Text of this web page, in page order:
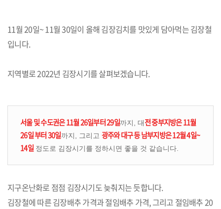
11월 20일~ 11월 30일이 올해 김장김치를 맛있게 담아먹는 김장철
입니다.
지역별로 2022년 김장시기를 살펴보겠습니다.
서울 및 수도권은 11월 26일부터 29일까지, 대전 중부지방은 11월
26일 부터 30일까지, 그리고 광주와 대구 등 남부지방은 12월 4일~
14일 정도로 김장시기를 정하시면 좋을 것 같습니다.
지구온난화로 점점 김장시기도 늦춰지는 듯합니다.
김장철에 따른 김장배추 가격과 절임배추 가격, 그리고 절임배추 20